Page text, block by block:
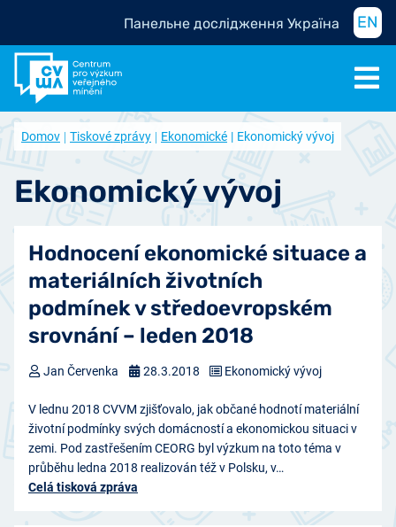
Панельне дослідження Україна EN
Domov Tiskové zprávy Ekonomické Ekonomický vývoj
Ekonomický vývoj
Hodnocení ekonomické situace a
materiálních životních
podmínek v středoevropském
srovnání – leden 2018
V lednu 2018 CVVM zjišťovalo, jak občané hodnotí materiální
životní podmínky svých domácností a ekonomickou situaci v
zemi. Pod zastřešením CEORG byl výzkum na toto téma v
průběhu ledna 2018 realizován též v Polsku, v…
Celá tisková zpráva
Jan Červenka 28.3.2018 Ekonomický vývoj